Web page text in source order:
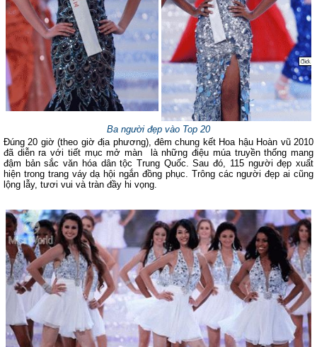
Ba người đẹp vào Top 20
Đúng 20 giờ (theo giờ địa phương), đêm chung kết Hoa hậu Hoàn vũ 2010
đã diễn ra với tiết mục mở màn là những điệu múa truyền thống mang
đậm bản sắc văn hóa dân tộc Trung Quốc. Sau đó, 115 người đẹp xuất
hiện trong trang váy dạ hội ngắn đồng phục. Trông các người đẹp ai cũng
lộng lẫy, tươi vui và tràn đầy hi vọng.